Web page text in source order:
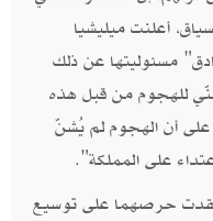
أعلنت ميليشيا
مسئوليتها عن ذلك
للهجوم من قبل هذه
أن الهجوم لم يُشنّ
على المملكة".
عقدت حرصهما على توسيع